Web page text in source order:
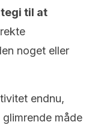
til at
noget eller
endnu,
måde